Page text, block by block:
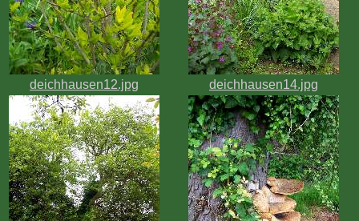
deichhausen12.jpg deichhausen14.jpg